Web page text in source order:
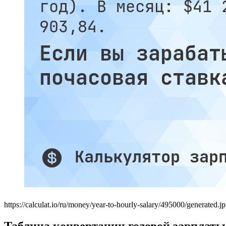
https://calculat.io/ru/money/year-to-hourly-salary/495000/